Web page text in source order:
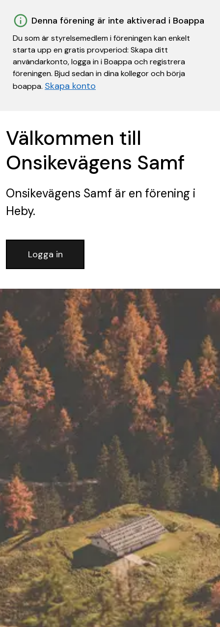
Denna förening är inte aktiverad i Boappa
Du som är styrelsemedlem i föreningen kan enkelt
starta upp en gratis provperiod: Skapa ditt
användarkonto, logga in i Boappa och registrera
föreningen. Bjud sedan in dina kollegor och börja
boappa. Skapa konto
Välkommen till
Onsikevägens Samf
Onsikevägens Samf är en förening i
Heby.
Logga in